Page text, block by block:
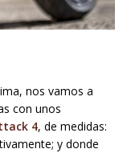
nos vamos a
con unos
4, de medidas:
y donde